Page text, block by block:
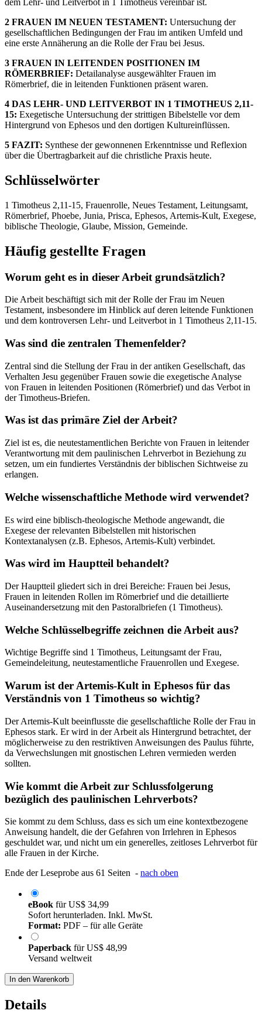
dem Lehr- und Leitverbot in 1 Timotheus vereinbar ist.
2 FRAUEN IM NEUEN TESTAMENT: Untersuchung der
gesellschaftlichen Bedingungen der Frau im antiken Umfeld und
eine erste Annäherung an die Rolle der Frau bei Jesus.
3 FRAUEN IN LEITENDEN POSITIONEN IM
RÖMERBRIEF: Detailanalyse ausgewählter Frauen im
Römerbrief, die in leitenden Funktionen präsent waren.
4 DAS LEHR- UND LEITVERBOT IN 1 TIMOTHEUS 2,11-
15: Exegetische Untersuchung der strittigen Bibelstelle vor dem
Hintergrund von Ephesos und den dortigen Kultureinflüssen.
5 FAZIT: Synthese der gewonnenen Erkenntnisse und Reflexion
über die Übertragbarkeit auf die christliche Praxis heute.
Schlüsselwörter
1 Timotheus 2,11-15, Frauenrolle, Neues Testament, Leitungsamt,
Römerbrief, Phoebe, Junia, Prisca, Ephesos, Artemis-Kult, Exegese,
biblische Theologie, Glaube, Mission, Gemeinde.
Häufig gestellte Fragen
Worum geht es in dieser Arbeit grundsätzlich?
Die Arbeit beschäftigt sich mit der Rolle der Frau im Neuen
Testament, insbesondere im Hinblick auf deren leitende Funktionen
und dem kontroversen Lehr- und Leitverbot in 1 Timotheus 2,11-15.
Was sind die zentralen Themenfelder?
Zentral sind die Stellung der Frau in der antiken Gesellschaft, das
Verhalten Jesu gegenüber Frauen sowie die exegetische Analyse
von Frauen in leitenden Positionen (Römerbrief) und das Verbot in
der Timotheus-Briefen.
Was ist das primäre Ziel der Arbeit?
Ziel ist es, die neutestamentlichen Berichte von Frauen in leitender
Verantwortung mit dem paulinischen Lehrverbot in Beziehung zu
setzen, um ein fundiertes Verständnis der biblischen Sichtweise zu
erlangen.
Welche wissenschaftliche Methode wird verwendet?
Es wird eine biblisch-theologische Methode angewandt, die
Exegese der relevanten Bibelstellen mit historischen
Kontextanalysen (z.B. Ephesos, Artemis-Kult) verbindet.
Was wird im Hauptteil behandelt?
Der Hauptteil gliedert sich in drei Bereiche: Frauen bei Jesus,
Frauen in leitenden Rollen im Römerbrief und die detaillierte
Auseinandersetzung mit den Pastoralbriefen (1 Timotheus).
Welche Schlüsselbegriffe zeichnen die Arbeit aus?
Wichtige Begriffe sind 1 Timotheus, Leitungsamt der Frau,
Gemeindeleitung, neutestamentliche Frauenrollen und Exegese.
Warum ist der Artemis-Kult in Ephesos für das
Verständnis von 1 Timotheus so wichtig?
Der Artemis-Kult beeinflusste die gesellschaftliche Rolle der Frau in
Ephesos stark. Er wird in der Arbeit als Hintergrund betrachtet, der
möglicherweise zu den restriktiven Anweisungen des Paulus führte,
da Verwechslungen mit gnostischen Lehren vermieden werden
sollten.
Wie kommt die Arbeit zur Schlussfolgerung
bezüglich des paulinischen Lehrverbots?
Sie kommt zu dem Schluss, dass es sich um eine kontextbezogene
Anweisung handelt, die der Gefahren von Irrlehren in Ephesos
geschuldet war, und nicht um ein generelles, zeitloses Lehrverbot für
alle Frauen in der Kirche.
Ende der Leseprobe aus 61 Seiten - nach oben
eBook fürUS$ 34,99
Sofort herunterladen. Inkl. MwSt.
Format: PDF – für alle Geräte
Paperback fürUS$ 48,99
Versand weltweit
In den Warenkorb
Details